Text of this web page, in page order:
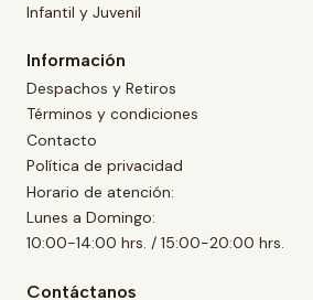
Infantil y Juvenil
Información
Despachos y Retiros
Términos y condiciones
Contacto
Política de privacidad
Horario de atención:
Lunes a Domingo:
10:00-14:00 hrs. / 15:00-20:00 hrs.
Contáctanos